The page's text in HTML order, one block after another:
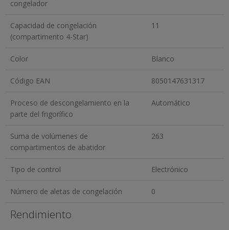
congelador
Capacidad de congelación
(compartimento 4-Star)
11
Color Blanco
Código EAN 8050147631317
Proceso de descongelamiento en la
parte del frigorífico
Automático
Suma de volúmenes de
compartimentos de abatidor
263
Tipo de control Electrónico
Número de aletas de congelación 0
Rendimiento